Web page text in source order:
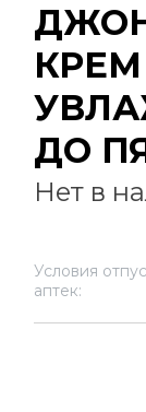
ДО
Нет в
Условия
аптек: